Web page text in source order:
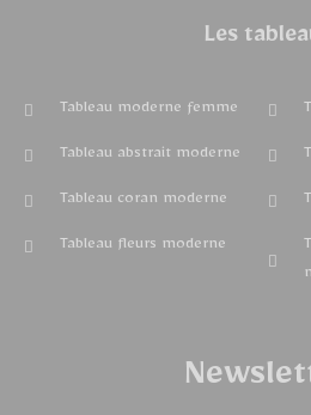
Les
Tableau moderne femme
Tableau abstrait moderne
Tableau coran moderne
Tableau fleurs moderne